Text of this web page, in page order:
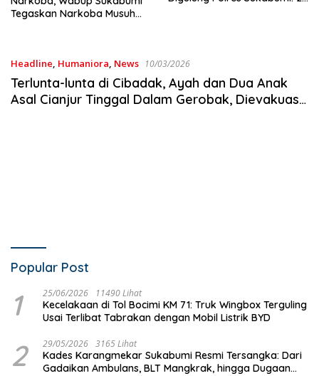
Tegaskan Narkoba Musuh
Headline, Humaniora, News 10/03/2026
Terlunta-lunta di Cibadak, Ayah dan Dua Anak
Asal Cianjur Tinggal Dalam Gerobak, Dievakuasi
Popular Post
1 25/06/2026 11490 Lihat
Kecelakaan di Tol Bocimi KM 71: Truk Wingbox Terguling
Usai Terlibat Tabrakan dengan Mobil Listrik BYD
2 29/05/2026 3165 Lihat
Kades Karangmekar Sukabumi Resmi Tersangka: Dari
Gadaikan Ambulans, BLT Mangkrak, hingga Dugaan